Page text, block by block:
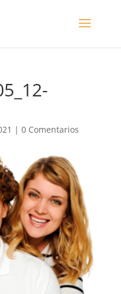
| 0 Comentarios